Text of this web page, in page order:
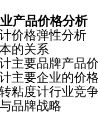
产品价格分析
价格弹性分析
的关系
要品牌产品
要企业的价
度计行业竞
品牌战略